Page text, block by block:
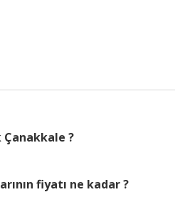
?
fiyatı ne kadar ?